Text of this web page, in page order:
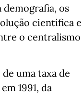
os
científica e
o centralismo
uma taxa de
1991, da